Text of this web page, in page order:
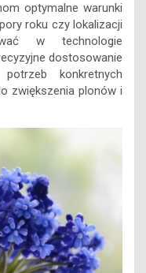
optymalne warunki
roku czy lokalizacji
w technologie
dostosowanie
konkretnych
zwiększenia plonów i